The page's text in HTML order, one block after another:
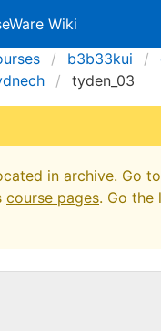
Wiki
b3b33kui
tyden_03
in archive. Go
course pages. Go the